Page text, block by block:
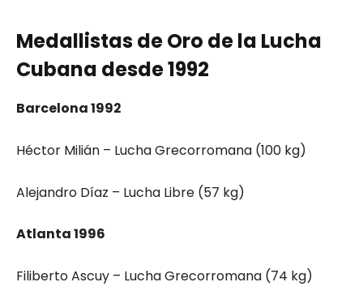
Medallistas de Oro de la Lucha
Cubana desde 1992
Barcelona 1992
Héctor Milián – Lucha Grecorromana (100 kg)
Alejandro Díaz – Lucha Libre (57 kg)
Atlanta 1996
Filiberto Ascuy – Lucha Grecorromana (74 kg)